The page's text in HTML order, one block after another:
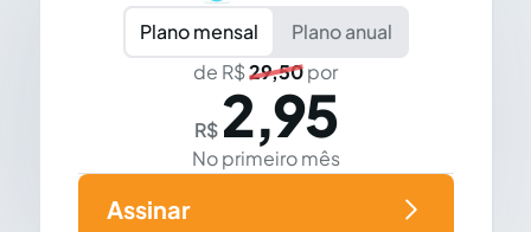
Plano mensal
Plano anual
de R$29,50por
R$ 2,95
No primeiro mês
Assinar